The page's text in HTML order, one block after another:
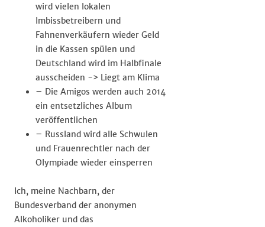
wird vielen lokalen
Imbissbetreibern und
Fahnenverkäufern wieder Geld
in die Kassen spülen und
Deutschland wird im Halbfinale
ausscheiden -> Liegt am Klima
– Die Amigos werden auch 2014
ein entsetzliches Album
veröffentlichen
– Russland wird alle Schwulen
und Frauenrechtler nach der
Olympiade wieder einsperren
Ich, meine Nachbarn, der
Bundesverband der anonymen
Alkoholiker und das